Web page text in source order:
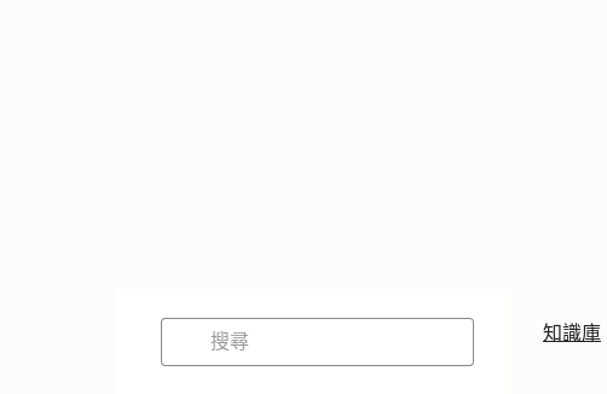
知識庫